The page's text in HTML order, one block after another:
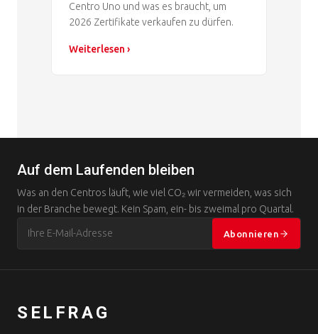
Centro Uno und was es braucht, um
2026 Zertifikate verkaufen zu dürfen.
Weiterlesen ›
Auf dem Laufenden bleiben
Was an den Centros läuft, wie viel CO₂ wir vermeiden, was sich
in der Branche bewegt. Kein Spam, ein- bis zweimal pro Quartal.
Abonnieren
SELFRAG